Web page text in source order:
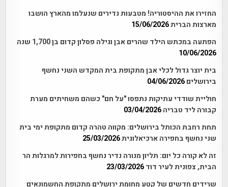
החזירו את ההיסטוריה! מטבעות נדירים שנעלמו מהארץ הושבו
מארצות הברית15/06/2026
הפתעה במכתש הילד שהרים אבן וגילה פסלון קדום בן 1,700 שנה
10/06/2026
בית יוצר גדול לכלי אבן מתקופת בית המקדש השני נחשף
בירושלים 04/06/2026
חוליית שודדי עתיקות נתפסו "על חם" כשהם משחיתים מערת
קבורה ליד טבריה 03/04/2026
תחת רחבת הכותל בירושלים: מקווה טהרה קדום מתקופת ימי בית
שני נחשף בחפירה ארכיאלוגית25/03/2026
זה לא קורה כל יום: תליון מנורה נדיר נחשף בחפירות למרגלות הר
הבית, צפונית לעיר דוד 23/03/2026
שרידים חדשים של קטע מחומת ירושלים מתקופת החשמונאים